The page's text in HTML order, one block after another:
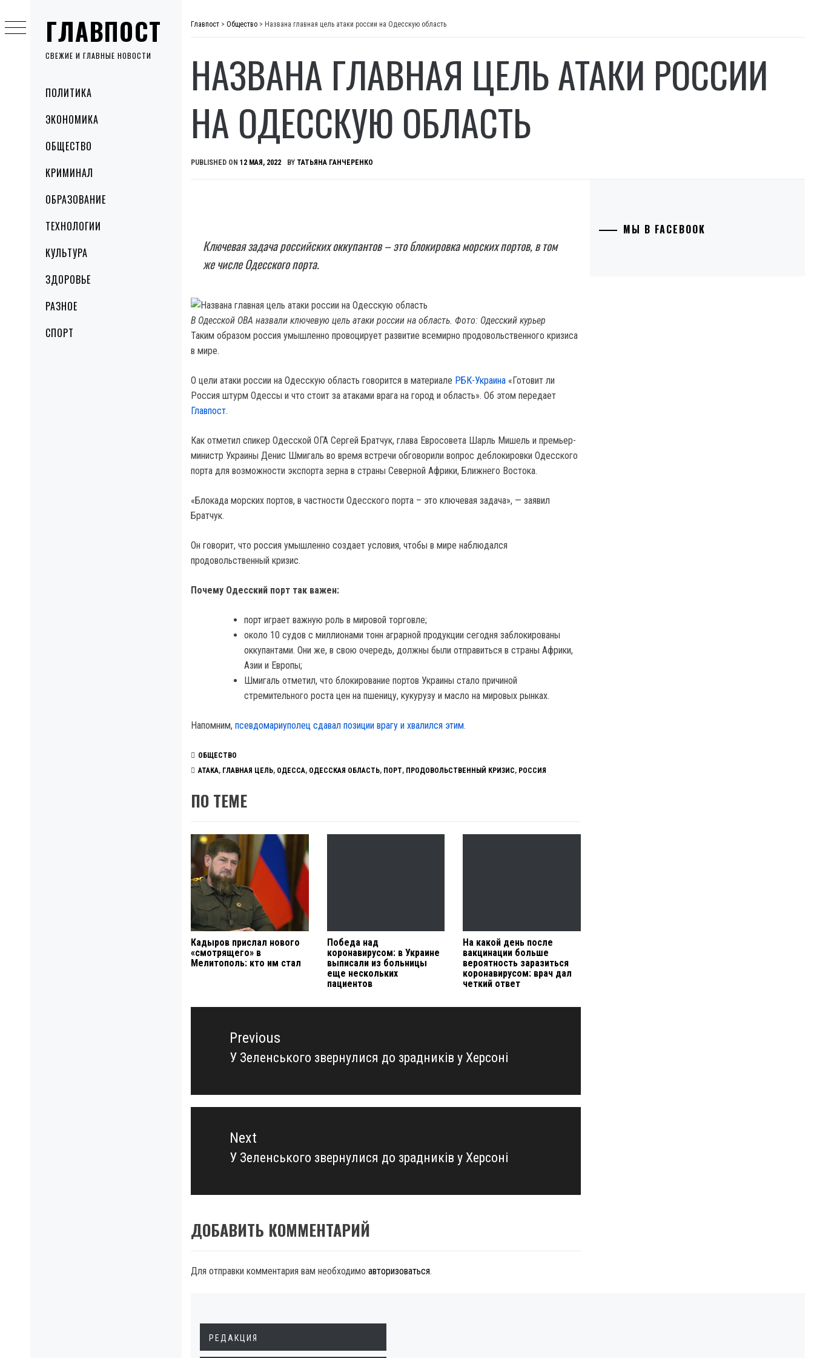
ГЛАВПОСТ
СВЕЖИЕ И ГЛАВНЫЕ НОВОСТИ
MenuПОЛИТИКА
ЭКОНОМИКА
ОБЩЕСТВО
КРИМИНАЛ
ОБРАЗОВАНИЕ
ТЕХНОЛОГИИ
КУЛЬТУРА
ЗДОРОВЬЕ
РАЗНОЕ
СПОРТ
to
content
Главпост > Общество > Названа главная цель атаки россии на Одесскую область
НАЗВАНА ГЛАВНАЯ ЦЕЛЬ АТАКИ РОССИИ
НА ОДЕССКУЮ ОБЛАСТЬ
PUBLISHED ON 12 МАЯ, 2022 BY ТАТЬЯНА ГАНЧЕРЕНКО
Ключевая задача российских оккупантов – это блокировка морских портов, в том
же числе Одесского порта.
В Одесской ОВА назвали ключевую цель атаки россии на область. Фото: Одесский курьер
Таким образом россия умышленно провоцирует развитие всемирно продовольственного кризиса
в мире.
О цели атаки россии на Одесскую область говорится в материале РБК-Украина «Готовит ли
Россия штурм Одессы и что стоит за атаками врага на город и область». Об этом передает
Главпост.
Как отметил спикер Одесской ОГА Сергей Братчук, глава Евросовета Шарль Мишель и премьер-
министр Украины Денис Шмигаль во время встречи обговорили вопрос деблокировки Одесского
порта для возможности экспорта зерна в страны Северной Африки, Ближнего Востока.
«Блокада морских портов, в частности Одесского порта – это ключевая задача», — заявил
Братчук.
Он говорит, что россия умышленно создает условия, чтобы в мире наблюдался
продовольственный кризис.
Почему Одесский порт так важен:
порт играет важную роль в мировой торговле;
около 10 судов с миллионами тонн аграрной продукции сегодня заблокированы
оккупантами. Они же, в свою очередь, должны были отправиться в страны Африки,
Азии и Европы;
Шмигаль отметил, что блокирование портов Украины стало причиной
стремительного роста цен на пшеницу, кукурузу и масло на мировых рынках.
Напомним, псевдомариуполец сдавал позиции врагу и хвалился этим.
ОБЩЕСТВО
АТАКА, ГЛАВНАЯ ЦЕЛЬ, ОДЕССА, ОДЕССКАЯ ОБЛАСТЬ, ПОРТ, ПРОДОВОЛЬСТВЕННЫЙ КРИЗИС, РОССИЯ
ПО ТЕМЕ
Кадыров прислал нового
«смотрящего» в
Мелитополь: кто им стал
Победа над
коронавирусом: в Украине
выписали из больницы
еще нескольких
пациентов
На какой день после
вакцинации больше
вероятность заразиться
коронавирусом: врач дал
четкий ответ
Навигация
записямPrevious
Previous
У Зеленського звернулися до зрадників у Херсоні
Next
Next
У Зеленського звернулися до зрадників у Херсоні
ДОБАВИТЬ КОММЕНТАРИЙ
Для отправки комментария вам необходимо авторизоваться.
МЫ В FACEBOOK
РЕДАКЦИЯ